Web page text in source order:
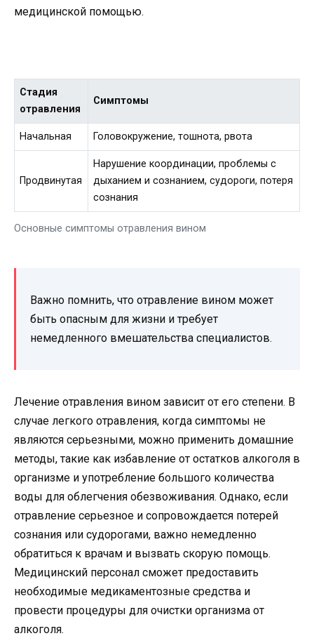
медицинской помощью.
Основные симптомы отравления вином
Стадия
отравления
Симптомы
Начальная Головокружение, тошнота, рвота
Продвинутая
Нарушение координации, проблемы с
дыханием и сознанием, судороги, потеря
сознания
Важно помнить, что отравление вином может
быть опасным для жизни и требует
немедленного вмешательства специалистов.
Лечение отравления вином зависит от его степени. В
случае легкого отравления, когда симптомы не
являются серьезными, можно применить домашние
методы, такие как избавление от остатков алкоголя в
организме и употребление большого количества
воды для облегчения обезвоживания. Однако, если
отравление серьезное и сопровождается потерей
сознания или судорогами, важно немедленно
обратиться к врачам и вызвать скорую помощь.
Медицинский персонал сможет предоставить
необходимые медикаментозные средства и
провести процедуры для очистки организма от
алкоголя.